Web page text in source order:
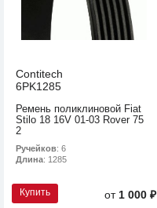
Contitech
6PK1285
Ремень поликлиновой Fiat
Stilo 18 16V 01-03 Rover 75
2
Ручейков: 6
Длина: 1285
Купить от 1 000 ₽